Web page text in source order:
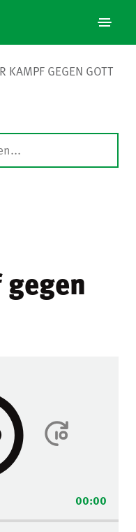
KAMPF GEGEN GOTT
00:00